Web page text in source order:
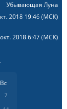
Убывающая Луна
2018 19:46(МСК)
2018 6:47(МСК)
Вс
7